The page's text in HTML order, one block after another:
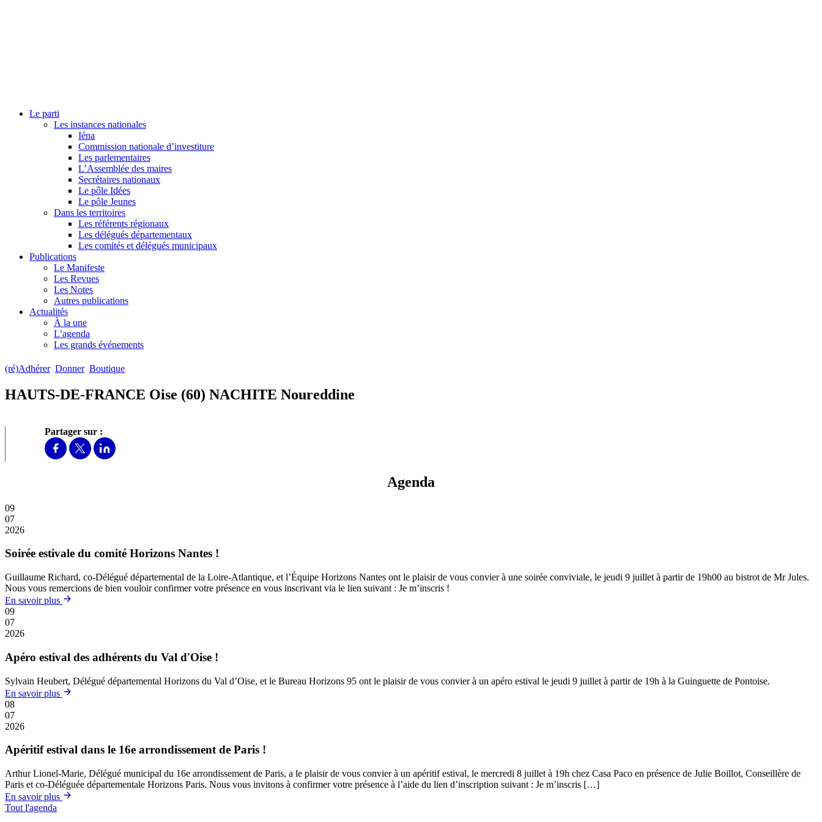
Le parti
Les instances nationales
Iéna
Commission nationale d’investiture
Les parlementaires
L’Assemblée des maires
Secrétaires nationaux
Le pôle Idées
Le pôle Jeunes
Dans les territoires
Les référents régionaux
Les délégués départementaux
Les comités et délégués municipaux
Publications
Le Manifeste
Les Revues
Les Notes
Autres publications
Actualités
À la une
L’agenda
Les grands événements
(ré)Adhérer Donner Boutique
HAUTS-DE-FRANCE Oise (60) NACHITE Noureddine
Partager sur :
Agenda
09
07
2026
Soirée estivale du comité Horizons Nantes !
Guillaume Richard, co-Délégué départemental de la Loire-Atlantique, et l’Équipe Horizons Nantes ont le plaisir de vous convier à une soirée conviviale, le jeudi 9 juillet à partir de 19h00 au bistrot de Mr Jules.
Nous vous remercions de bien vouloir confirmer votre présence en vous inscrivant via le lien suivant : Je m’inscris !
En savoir plus
09
07
2026
Apéro estival des adhérents du Val d'Oise !
Sylvain Heubert, Délégué départemental Horizons du Val d’Oise, et le Bureau Horizons 95 ont le plaisir de vous convier à un apéro estival le jeudi 9 juillet à partir de 19h à la Guinguette de Pontoise.
En savoir plus
08
07
2026
Apéritif estival dans le 16e arrondissement de Paris !
Arthur Lionel-Marie, Délégué municipal du 16e arrondissement de Paris, a le plaisir de vous convier à un apéritif estival, le mercredi 8 juillet à 19h chez Casa Paco en présence de Julie Boillot, Conseillère de
Paris et co-Déléguée départementale Horizons Paris. Nous vous invitons à confirmer votre présence à l’aide du lien d’inscription suivant : Je m’inscris […]
En savoir plus
Tout l'agenda